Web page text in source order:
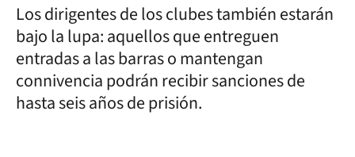
Los dirigentes de los clubes también estarán
bajo la lupa: aquellos que entreguen
entradas a las barras o mantengan
connivencia podrán recibir sanciones de
hasta seis años de prisión.